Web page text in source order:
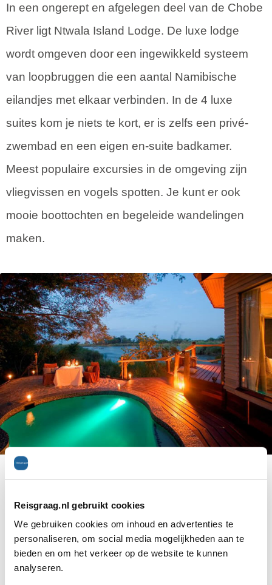
Reisgraag.nl gebruikt cookies
We gebruiken cookies om inhoud en advertenties te
personaliseren, om social media mogelijkheden aan te
bieden en om het verkeer op de website te kunnen
analyseren.
In een ongerept en afgelegen deel van de Chobe
River ligt Ntwala Island Lodge. De luxe lodge
wordt omgeven door een ingewikkeld systeem
van loopbruggen die een aantal Namibische
eilandjes met elkaar verbinden. In de 4 luxe
suites kom je niets te kort, er is zelfs een privé-
zwembad en een eigen en-suite badkamer.
Meest populaire excursies in de omgeving zijn
vliegvissen en vogels spotten. Je kunt er ook
mooie boottochten en begeleide wandelingen
maken.
Reisgraag.nl